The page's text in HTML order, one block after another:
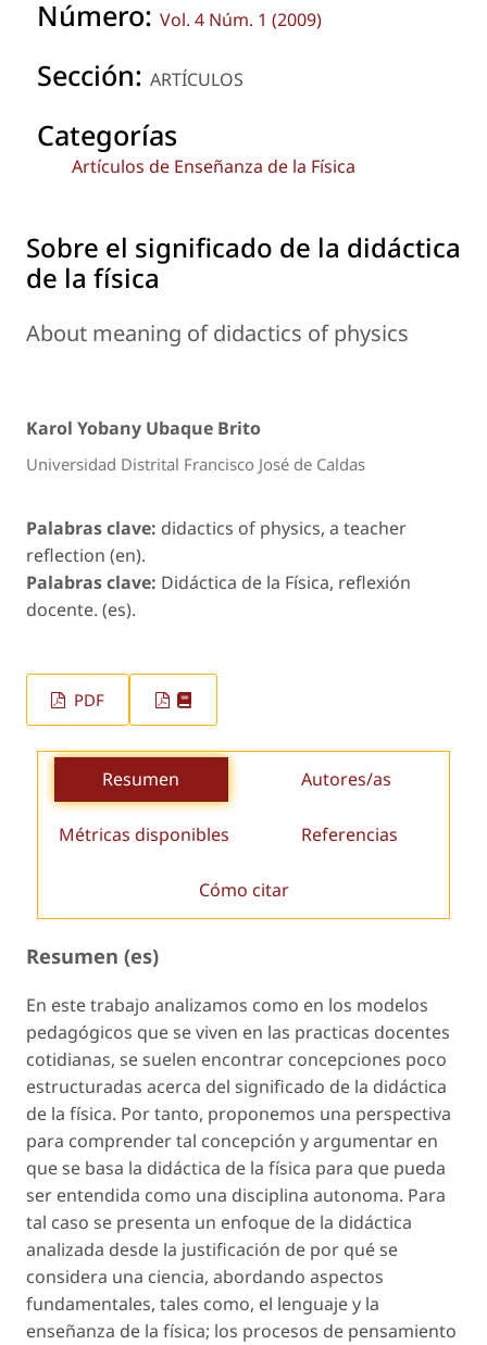
Número: Vol. 4 Núm. 1 (2009)
Sección: ARTÍCULOS
Categorías
Artículos de Enseñanza de la Física
Sobre el significado de la didáctica
de la física
About meaning of didactics of physics
Karol Yobany Ubaque Brito
Universidad Distrital Francisco José de Caldas
Palabras clave: didactics of physics, a teacher
reflection (en).
Palabras clave: Didáctica de la Física, reflexión
docente. (es).
PDF
Resumen Autores/as
Métricas disponibles Referencias
Cómo citar
Resumen (es)
En este trabajo analizamos como en los modelos
pedagógicos que se viven en las practicas docentes
cotidianas, se suelen encontrar concepciones poco
estructuradas acerca del significado de la didáctica
de la física. Por tanto, proponemos una perspectiva
para comprender tal concepción y argumentar en
que se basa la didáctica de la física para que pueda
ser entendida como una disciplina autonoma. Para
tal caso se presenta un enfoque de la didáctica
analizada desde la justificación de por qué se
considera una ciencia, abordando aspectos
fundamentales, tales como, el lenguaje y la
enseñanza de la física; los procesos de pensamiento